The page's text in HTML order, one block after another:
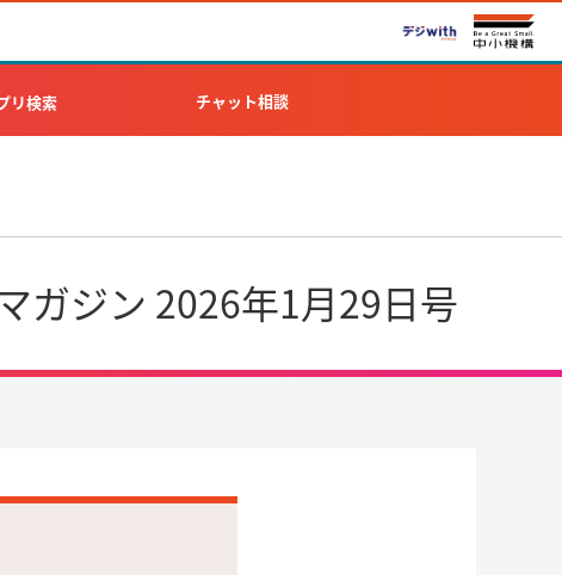
リ検索 チャット相談
ガジン 2026年1月29日号